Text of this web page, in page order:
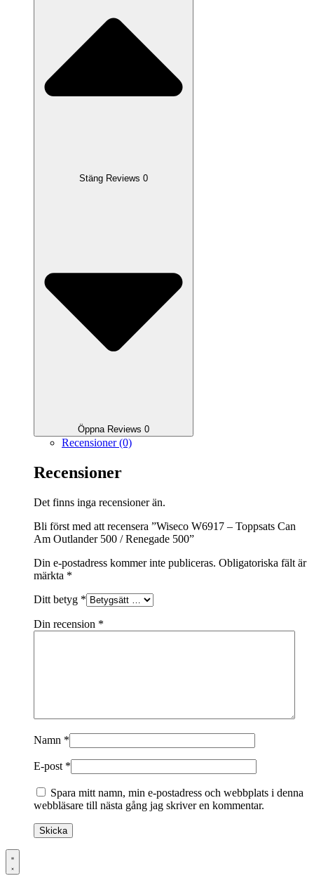
Stäng Reviews 0
Öppna Reviews 0
Recensioner (0)
Recensioner
Det finns inga recensioner än.
Bli först med att recensera ”Wiseco W6917 – Toppsats Can
Am Outlander 500 / Renegade 500”
Din e-postadress kommer inte publiceras. Obligatoriska fält är
märkta *
Ditt betyg *
Din recension *
Namn *
E-post *
Spara mitt namn, min e-postadress och webbplats i denna
webbläsare till nästa gång jag skriver en kommentar.